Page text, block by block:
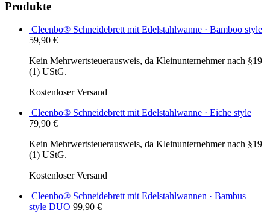
Produkte
Cleenbo® Schneidebrett mit Edelstahlwanne · Bamboo style
59,90 €
Kein Mehrwertsteuerausweis, da Kleinunternehmer nach §19
(1) UStG.
Kostenloser Versand
Cleenbo® Schneidebrett mit Edelstahlwanne · Eiche style
79,90 €
Kein Mehrwertsteuerausweis, da Kleinunternehmer nach §19
(1) UStG.
Kostenloser Versand
Cleenbo® Schneidebrett mit Edelstahlwannen · Bambus
style DUO 99,90 €